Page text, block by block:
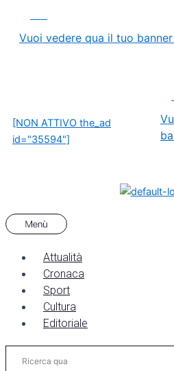
contenuto
Vuoi vedere qua il tuo
[NON ATTIVO the_ad
id="35594"]
Attualità
Cronaca
Sport
Cultura
Editoriale
articoli